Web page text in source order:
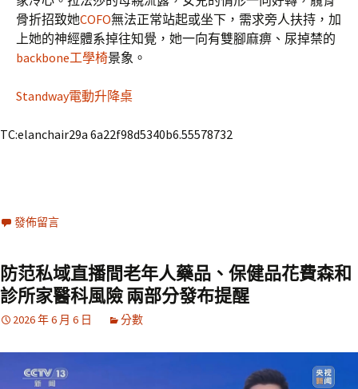
骨折招致她COFO無法正常站起或坐下，需求旁人扶持，加
上她的神經體系掉往知覺，她一向有雙腳麻痹、尿掉禁的
backbone工學椅景象。
Standway電動升降桌
TC:elanchair29a 6a22f98d5340b6.55578732
發佈留言
防范私域直播間老年人藥品、保健品花費森和
診所家醫科風險 兩部分發布提醒
2026 年 6 月 6 日 分數